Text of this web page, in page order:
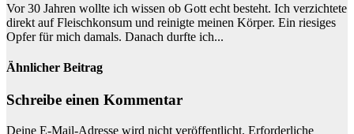
Vor 30 Jahren wollte ich wissen ob Gott echt besteht. Ich verzichtete
direkt auf Fleischkonsum und reinigte meinen Körper. Ein riesiges
Opfer für mich damals. Danach durfte ich...
Ähnlicher Beitrag
Schreibe einen Kommentar
Deine E-Mail-Adresse wird nicht veröffentlicht. Erforderliche